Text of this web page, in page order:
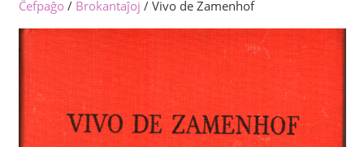
Ĉefpaĝo / Brokantaĵoj / Vivo de Zamenhof